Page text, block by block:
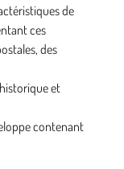
de
ces
des
et
contenant